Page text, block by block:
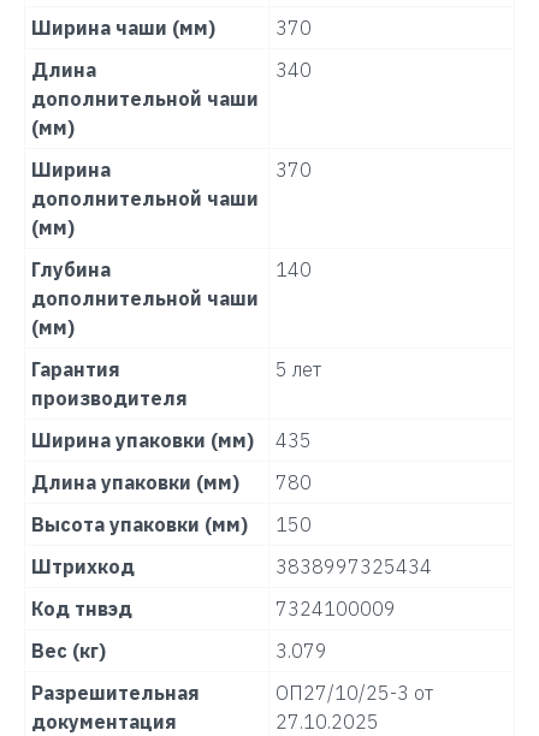
Ширина чаши (мм)
370
Длина
дополнительной чаши
(мм)
340
Ширина
дополнительной чаши
(мм)
370
Глубина
дополнительной чаши
(мм)
140
Гарантия
производителя
5 лет
Ширина упаковки (мм)
435
Длина упаковки (мм)
780
Высота упаковки (мм)
150
Штрихкод
3838997325434
Код тнвэд
7324100009
Вес (кг)
3.079
Разрешительная
документация
ОП27/10/25-3 от
27.10.2025